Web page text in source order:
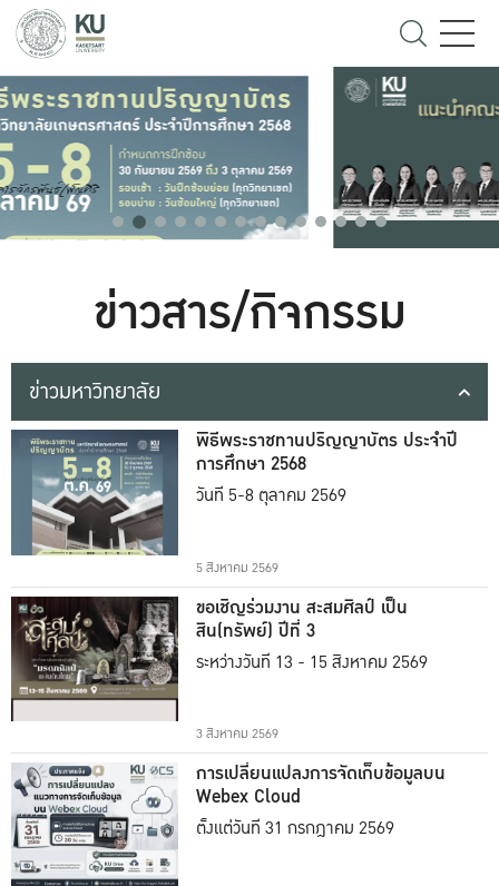
ข่าวสาร/กิจกรรม
ข่าวมหาวิทยาลัย
พิธีพระราชทานปริญญาบัตร ประจำปี
การศึกษา 2568
วันที่ 5-8 ตุลาคม 2569
5 สิงหาคม 2569
ขอเชิญร่วมงาน สะสมศิลป์ เป็น
สิน(ทรัพย์) ปีที่ 3
ระหว่างวันที่ 13 - 15 สิงหาคม 2569
3 สิงหาคม 2569
การเปลี่ยนแปลงการจัดเก็บข้อมูลบน
Webex Cloud
ตั้งแต่วันที่ 31 กรกฎาคม 2569